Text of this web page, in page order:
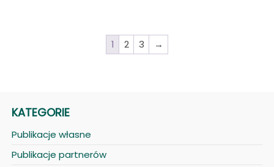
1 2 3 →
KATEGORIE
Publikacje własne
Publikacje partnerów